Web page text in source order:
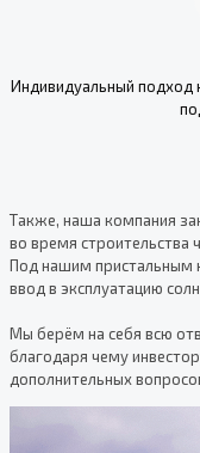
Индивидуальный подход
Также, наша компания
во время строительства
Под нашим пристальным
ввод в эксплуатацию
Мы берём на себя всю
благодаря чему
дополнительных